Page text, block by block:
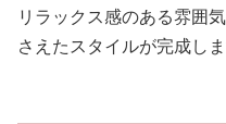
リラックス感のある雰囲
さえたスタイルが完成しま